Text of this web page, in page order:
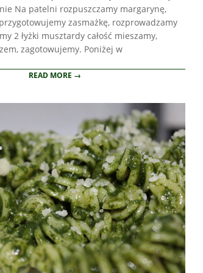
Na patelni rozpuszczamy margarynę,
zasmażkę, rozprowadzamy
2 łyżki musztardy całość mieszamy,
zagotowujemy. Poniżej w
READ MORE →